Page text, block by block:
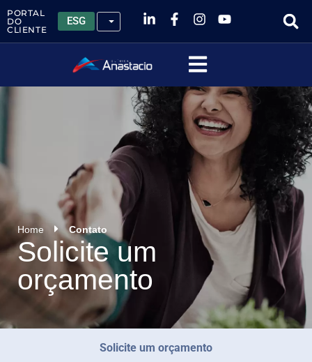
PORTAL
DO
CLIENTE
ESG
Home Contato
Solicite um
orçamento
Solicite um orçamento